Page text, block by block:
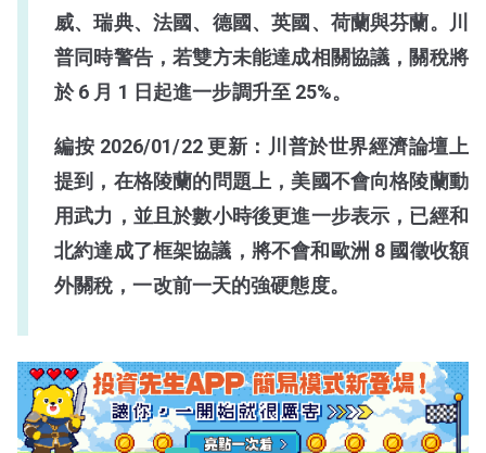
威、瑞典、法國、德國、英國、荷蘭與芬蘭。川
普同時警告，若雙方未能達成相關協議，關稅將
於 6 月 1 日起進一步調升至 25%。
編按 2026/01/22 更新：川普於世界經濟論壇上
提到，在格陵蘭的問題上，美國不會向格陵蘭動
用武力，並且於數小時後更進一步表示，已經和
北約達成了框架協議，將不會和歐洲 8 國徵收額
外關稅，一改前一天的強硬態度。